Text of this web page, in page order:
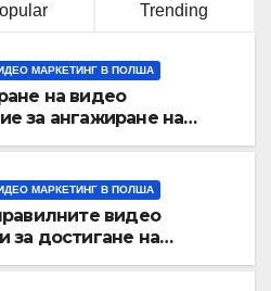
Trending
МАРКЕТИНГ В ПОЛША
на видео
за ангажиране на
МАРКЕТИНГ В ПОЛША
видео
за достигане на